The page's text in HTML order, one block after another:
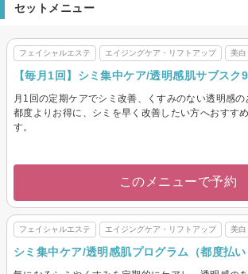
セットメニュー
フェイシャルエステ エイジングケア・リフトアップ 美白
【毎月1回】シミ集中ケア/透明感肌サブスク
月1回の定期ケアでシミ改善、くすみのない透明感の
都度よりお得に、シミを早く改善したい方へおすす
す。
このメニューで予約
フェイシャルエステ エイジングケア・リフトアップ 美白
シミ集中ケア/透明感肌プログラム（都度払い